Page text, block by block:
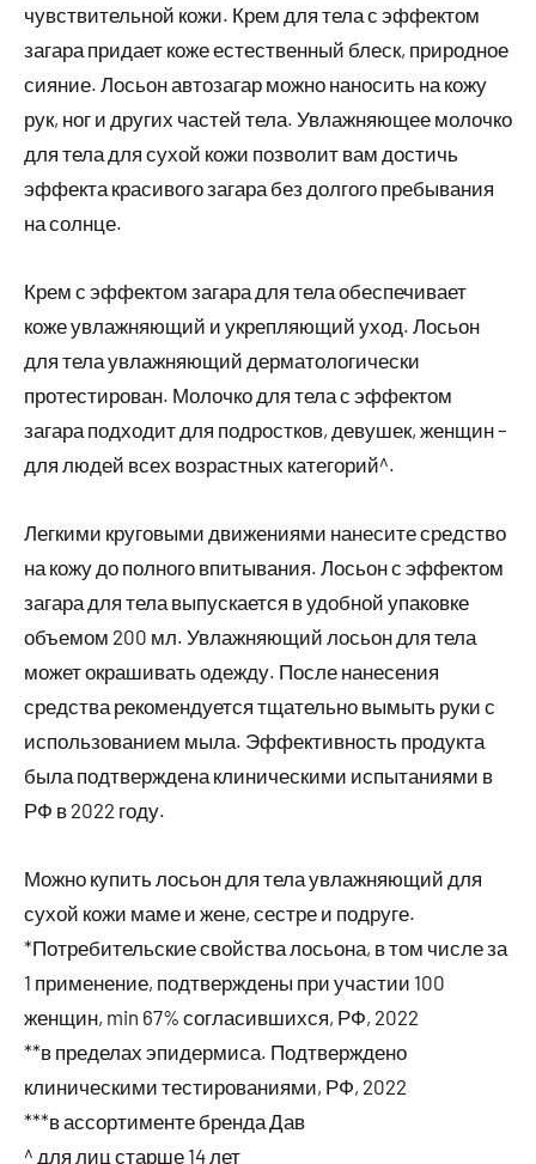
чувствительной кожи. Крем для тела с эффектом
загара придает коже естественный блеск, природное
сияние. Лосьон автозагар можно наносить на кожу
рук, ног и других частей тела. Увлажняющее молочко
для тела для сухой кожи позволит вам достичь
эффекта красивого загара без долгого пребывания
на солнце.
Крем с эффектом загара для тела обеспечивает
коже увлажняющий и укрепляющий уход. Лосьон
для тела увлажняющий дерматологически
протестирован. Молочко для тела с эффектом
загара подходит для подростков, девушек, женщин –
для людей всех возрастных категорий^.
Легкими круговыми движениями нанесите средство
на кожу до полного впитывания. Лосьон с эффектом
загара для тела выпускается в удобной упаковке
объемом 200 мл. Увлажняющий лосьон для тела
может окрашивать одежду. После нанесения
средства рекомендуется тщательно вымыть руки с
использованием мыла. Эффективность продукта
была подтверждена клиническими испытаниями в
РФ в 2022 году.
Можно купить лосьон для тела увлажняющий для
сухой кожи маме и жене, сестре и подруге.
*Потребительские свойства лосьона, в том числе за
1 применение, подтверждены при участии 100
женщин, min 67% согласившихся, РФ, 2022
**в пределах эпидермиса. Подтверждено
клиническими тестированиями, РФ, 2022
***в ассортименте бренда Дав
^ для лиц старше 14 лет